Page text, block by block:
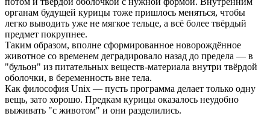
органам будущей курицы тоже пришлось меняться, чтобы
легко выводить уже не мягкое тельце, а всё более твёрдый
предмет покрупнее.
Таким образом, вполне сформированное новорождённое
животное со временем деградировало назад до предела — в
"бульон" из питательных веществ-материала внутри твёрдой
оболочки, в беременность вне тела.
Как философия Unix — пусть программа делает только одну
вещь, зато хорошо. Предкам курицы оказалось неудобно
выживать "с животом" и они разделились.